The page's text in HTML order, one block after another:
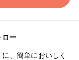
ロー
、簡単においしく